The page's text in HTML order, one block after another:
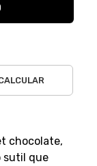
chocolate,
sutil que